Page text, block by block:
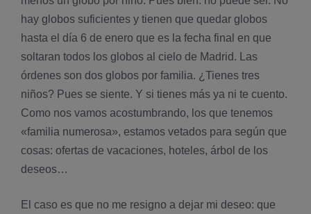
hay globos suficientes y tienen que quedar globos
hasta el dí­a 6 de enero que es la fecha final en que
soltaran todos los globos al cielo de Madrid. Las
órdenes son dos globos por familia. ¿Tienes tres
niños? Pues se siente. Y si tienes más ya ni te cuento.
Como nos vamos acostumbrando, los que tenemos
«familia numerosa», estamos vetados para según que
cosas: ofertas de vacaciones, hoteles, árbol de los
deseos…
El caso es que no me resigno a dejar mi deseo: que